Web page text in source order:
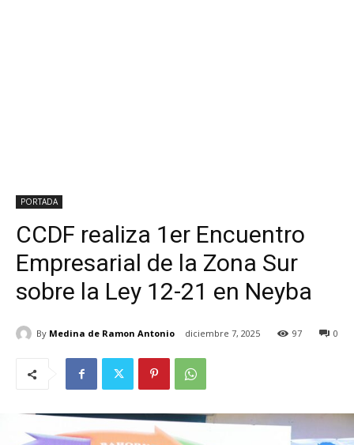
PORTADA
CCDF realiza 1er Encuentro
Empresarial de la Zona Sur
sobre la Ley 12-21 en Neyba
By Medina de Ramon Antonio diciembre 7, 2025 0
97